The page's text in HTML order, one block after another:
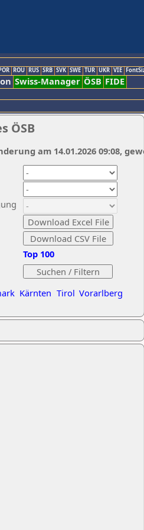
ROU RUS SRB SVK SWE TUR UKR VIE
Swiss-Manager ÖSB FIDE
ÖSB
Kärnten Tirol Vorarlberg
Top 100
am 14.01.2026 09:08,